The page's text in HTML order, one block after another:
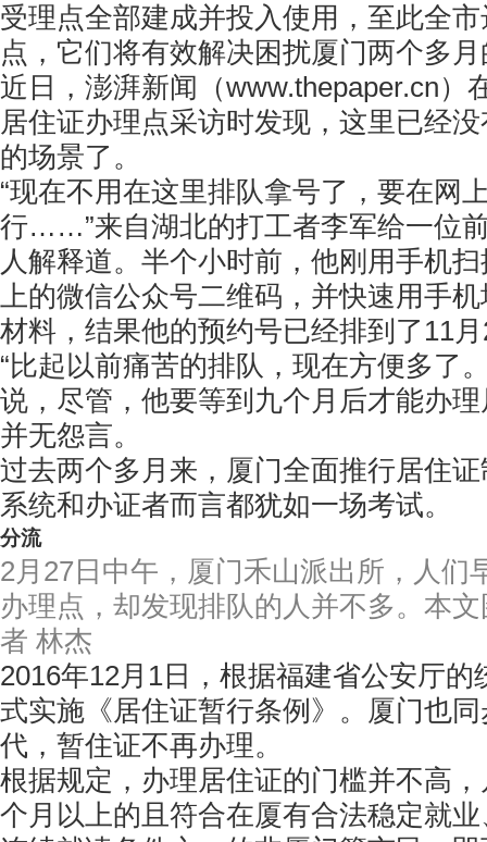
受理点全部建成并投入使用，至此全
点，它们将有效解决困扰厦门两个多
近日，澎湃新闻（www.thepaper.cn）
居住证办理点采访时发现，这里已经
的场景了。
“现在不用在这里排队拿号了，要在网
行……”来自湖北的打工者李军给一位
人解释道。半个小时前，他刚用手机
上的微信公众号二维码，并快速用手
材料，结果他的预约号已经排到了11
“比起以前痛苦的排队，现在方便多了
说，尽管，他要等到九个月后才能办
并无怨言。
过去两个多月来，厦门全面推行居住
系统和办证者而言都犹如一场考试。
分流
2月27日中午，厦门禾山派出所，人们
办理点，却发现排队的人并不多。本
者 林杰
2016年12月1日，根据福建省公安厅的
式实施《居住证暂行条例》。厦门也
代，暂住证不再办理。
根据规定，办理居住证的门槛并不高
个月以上的且符合在厦有合法稳定就